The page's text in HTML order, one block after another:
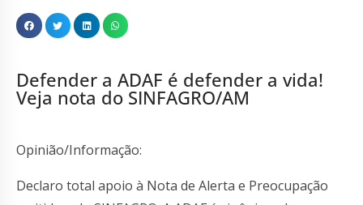
Defender a ADAF é defender a vida!
Veja nota do SINFAGRO/AM
Opinião/Informação:
Declaro total apoio à Nota de Alerta e Preocupação